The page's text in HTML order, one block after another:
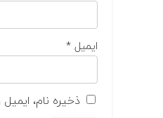
ایمیل*
ذخیره نام،